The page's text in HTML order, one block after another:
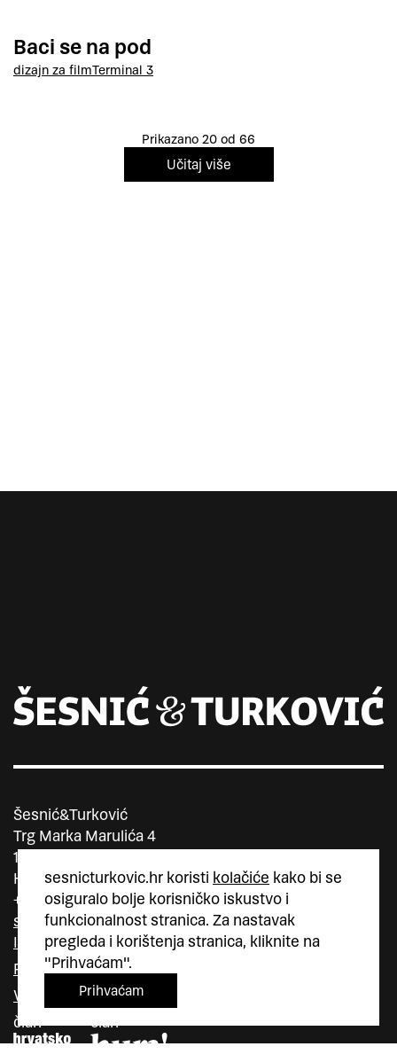
Baci se na pod
dizajn za filmTerminal 3
Prikazano 20 od 66
Učitaj više
sesnicturkovic.hr koristi kolačiće kako bi se
osiguralo bolje korisničko iskustvo i
funkcionalnost stranica. Za nastavak
pregleda i korištenja stranica, kliknite na
"Prihvaćam".
Prihvaćam
Šesnić&Turković
Trg Marka Marulića 4
10000 Zagreb
Hrvatska
+385 (0)1 5587 880
sesnic.turkovic@gmail.com
Instagram
Facebook
Vimeo
član
član